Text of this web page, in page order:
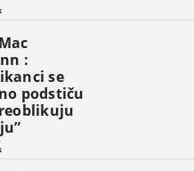
:
se
podstiču